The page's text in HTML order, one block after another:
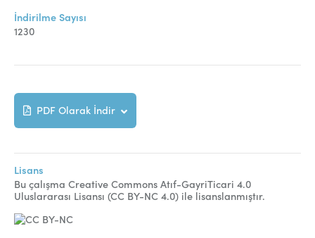
İndirilme Sayısı
1230
PDF Olarak İndir
Lisans
Bu çalışma Creative Commons Atıf-GayriTicari 4.0
Uluslararası Lisansı (CC BY-NC 4.0) ile lisanslanmıştır.